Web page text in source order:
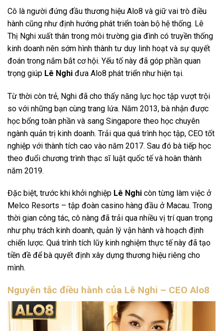
Cô là người đứng đầu thương hiệu Alo8 và giữ vai trò điều
hành cũng như định hướng phát triển toàn bộ hệ thống. Lê
Thị Nghi xuất thân trong môi trường gia đình có truyền thống
kinh doanh nên sớm hình thành tư duy linh hoạt và sự quyết
đoán trong nắm bắt cơ hội. Yếu tố này đã góp phần quan
trọng giúp Lê Nghi đưa Alo8 phát triển như hiện tại.
Từ thời còn trẻ, Nghi đã cho thấy năng lực học tập vượt trội
so với những bạn cùng trang lứa. Năm 2013, bà nhận được
học bổng toàn phần và sang Singapore theo học chuyên
ngành quản trị kinh doanh. Trải qua quá trình học tập, CEO tốt
nghiệp với thành tích cao vào năm 2017. Sau đó bà tiếp học
theo đuổi chương trình thạc sĩ luật quốc tế và hoàn thành
năm 2019.
Đặc biệt, trước khi khởi nghiệp Lê Nghi còn từng làm việc ở
Melco Resorts – tập đoàn casino hàng đầu ở Macau. Trong
thời gian công tác, cô nàng đã trải qua nhiều vị trí quan trọng
như phụ trách kinh doanh, quản lý vận hành và hoạch định
chiến lược. Quá trình tích lũy kinh nghiệm thực tế này đã tạo
tiền đề để bà quyết định xây dựng thương hiệu riêng cho
mình.
Nguyên tắc điều hành của Lê Nghi – CEO Alo8